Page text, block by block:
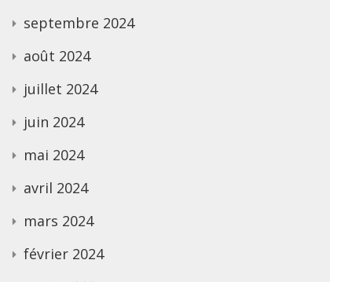
septembre 2024
août 2024
juillet 2024
juin 2024
mai 2024
avril 2024
mars 2024
février 2024